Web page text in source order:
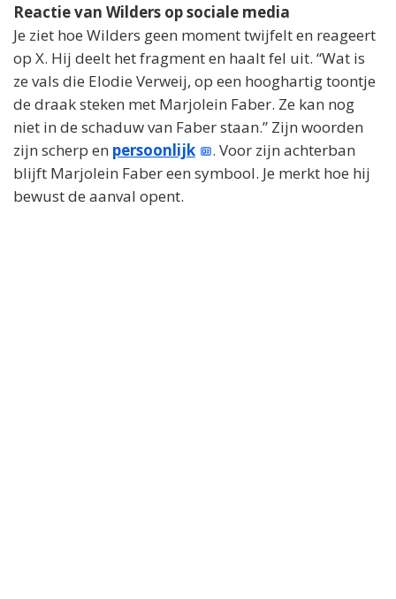
Reactie van Wilders op sociale media
Je ziet hoe Wilders geen moment twijfelt en reageert
op X. Hij deelt het fragment en haalt fel uit. “Wat is
ze vals die Elodie Verweij, op een hooghartig toontje
de draak steken met Marjolein Faber. Ze kan nog
niet in de schaduw van Faber staan.” Zijn woorden
zijn scherp en persoonlijk
. Voor zijn achterban
blijft Marjolein Faber een symbool. Je merkt hoe hij
bewust de aanval opent.